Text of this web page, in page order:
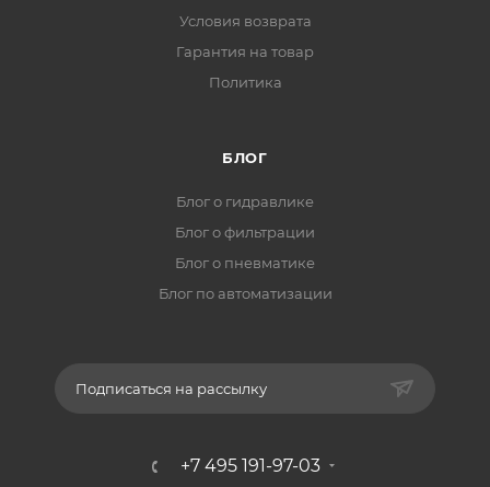
Условия возврата
Гарантия на товар
Политика
БЛОГ
Блог о гидравлике
Блог о фильтрации
Блог о пневматике
Блог по автоматизации
Подписаться на рассылку
+7 495 191-97-03